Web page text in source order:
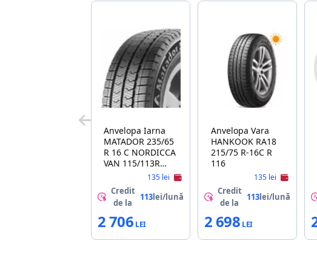
Anvelopa Iarna
MATADOR 235/65
R 16 C NORDICCA
VAN 115/113R
135 lei
Credit
de la
113lei/lună
2 706
Anvelopa Vara
HANKOOK RA18
215/75 R-16C R
116
135 lei
Credit
de la
113lei/lună
2 698